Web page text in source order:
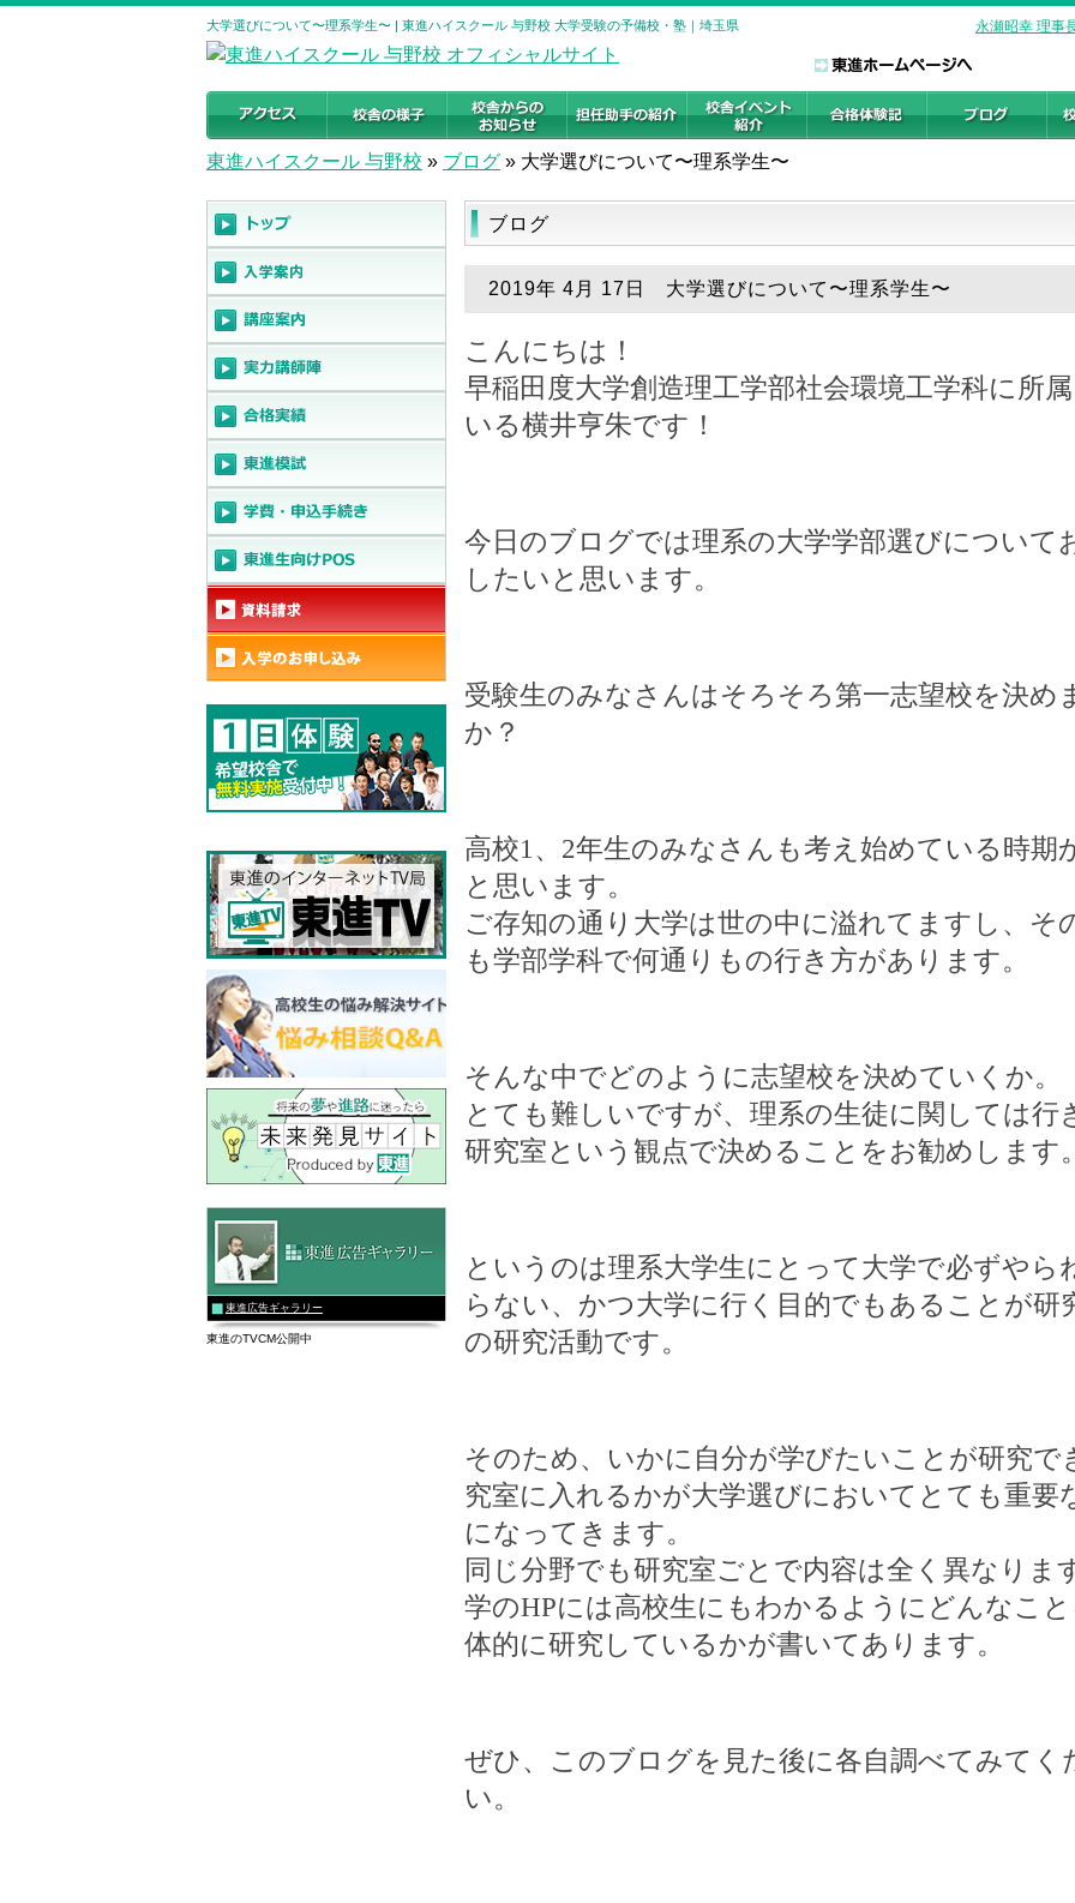
大学選びについて〜理系学生〜 | 東進ハイスクール 与野校 大学受験の予備校・塾｜埼玉県 永瀬昭幸 理事
東進ハイスクール 与野校 » ブログ » 大学選びについて〜理系学生〜
ブログ
2019年 4月 17日 大学選びについて〜理系学生〜
こんにちは！
早稲田度大学創造理工学部社会環境工学科に所
いる横井亨朱です！
今日のブログでは理系の大学学部選びについて
したいと思います。
受験生のみなさんはそろそろ第一志望校を決め
か？
高校1、 2年生のみなさんも考え始めている時期
と思います。
ご存知の通り大学は世の中に溢れてますし、そ
も学部学科で何通りもの行き方があります。
そんな中でどのように志望校を決めていくか。
とても難しいですが、理系の生徒に関しては行
研究室という観点で決めることをお勧めします
というのは理系大学生にとって大学で必ずやら
らない、かつ大学に行く目的でもあることが研
の研究活動です。
そのため、いかに自分が学びたいことが研究で
究室に入れるかが大学選びにおいてとても重要
になってきます。
同じ分野でも研究室ごとで内容は全く異なりま
学のHPには高校生にもわかるようにどんなこ
体的に研究しているかが書いてあります。
ぜひ、このブログを見た後に各自調べてみてく
い。
東進広告ギャラリー
東進のTVCM公開中